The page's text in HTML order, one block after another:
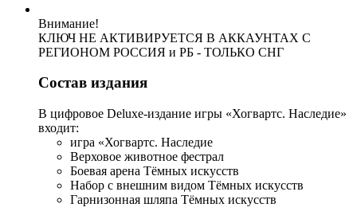
Внимание!
КЛЮЧ НЕ АКТИВИРУЕТСЯ В АККАУНТАХ С
РЕГИОНОМ РОССИЯ и РБ - ТОЛЬКО СНГ
Состав издания
В цифровое Deluxe-издание игры «Хогвартс. Наследие»
входит:
игра «Хогвартс. Наследие
Верховое животное фестрал
Боевая арена Тёмных искусств
Набор с внешним видом Тёмных искусств
Гарнизонная шляпа Тёмных искусств